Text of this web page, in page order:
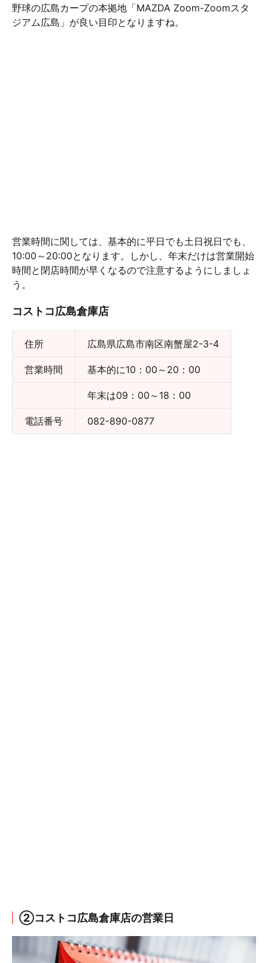
野球の広島カープの本拠地「MAZDA Zoom-Zoomスタ
ジアム広島」が良い目印となりますね。
営業時間に関しては、基本的に平日でも土日祝日でも、
10:00～20:00となります。しかし、年末だけは営業開始
時間と閉店時間が早くなるので注意するようにしましょ
う。
コストコ広島倉庫店
住所 広島県広島市南区南蟹屋2-3-4
営業時間 基本的に10：00～20：00
年末は09：00～18：00
電話番号 082-890-0877
②コストコ広島倉庫店の営業日